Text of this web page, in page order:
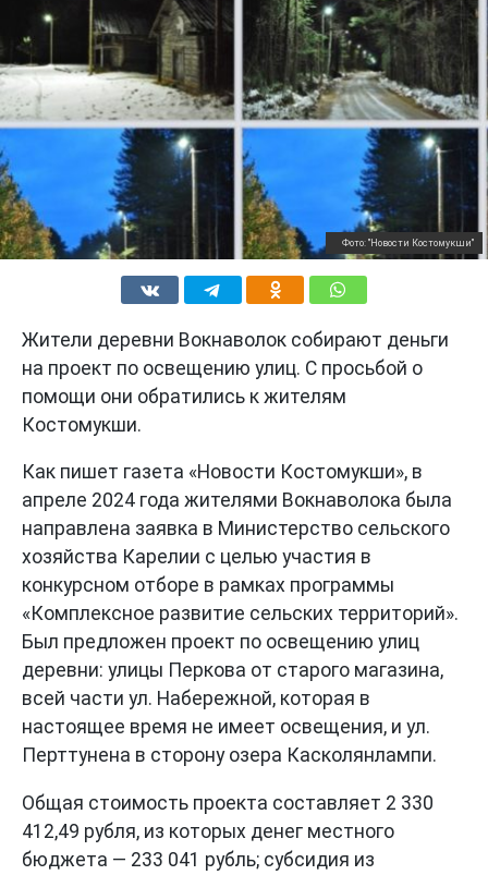
Фото: "Новости Костомукши"
Жители деревни Вокнаволок собирают деньги
на проект по освещению улиц. С просьбой о
помощи они обратились к жителям
Костомукши.
Как пишет газета «Новости Костомукши», в
апреле 2024 года жителями Вокнаволока была
направлена заявка в Министерство сельского
хозяйства Карелии с целью участия в
конкурсном отборе в рамках программы
«Комплексное развитие сельских территорий».
Был предложен проект по освещению улиц
деревни: улицы Перкова от старого магазина,
всей части ул. Набережной, которая в
настоящее время не имеет освещения, и ул.
Перттунена в сторону озера Касколянлампи.
Общая стоимость проекта составляет 2 330
412,49 рубля, из которых денег местного
бюджета — 233 041 рубль; субсидия из